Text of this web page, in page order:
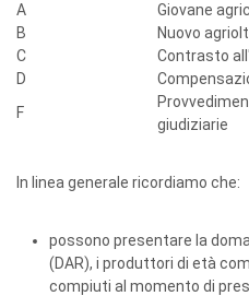
A
Giovane
B
Nuovo
C
Contrasto
D
F
giudiziarie
In linea generale ricordiamo che:
possono presentare la
(DAR), i produttori di età
compiuti al momento di